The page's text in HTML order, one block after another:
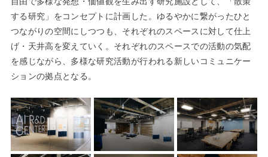
する研究」をコンセプトに計画した。ゆるやかに繋がったひと
つながりの空間にしつつも、それぞれのスペースに対して仕上
げ・天井高を変えていく。それぞれのスペースでの活動の気配
を感じながら、多様な研究活動が行われる新しいコミュニケー
ションの拠点となる。